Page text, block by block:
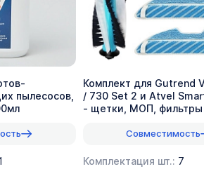
пылесосов,
Комплект для Gutrend
/ 730 Set 2 и Atvel
- щетки, МОП, фильтры
Совместимость
Комплектация шт.: 7